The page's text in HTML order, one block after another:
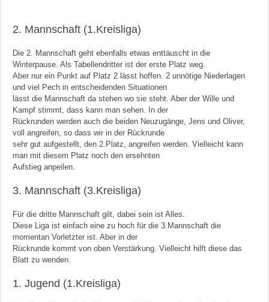
2. Mannschaft (1.Kreisliga)
Die 2. Mannschaft geht ebenfalls etwas enttäuscht in die
Winterpause. Als Tabellendritter ist der erste Platz weg.
Aber nur ein Punkt auf Platz 2 lässt hoffen. 2 unnötige Niederlagen
und viel Pech in entscheidenden Situationen
lässt die Mannschaft da stehen wo sie steht. Aber der Wille und
Kampf stimmt, dass kann man sehen. In der
Rückrunden werden auch die beiden Neuzugänge, Jens und Oliver,
voll angreifen, so dass wir in der Rückrunde
sehr gut aufgestellt, den 2.Platz, angreifen werden. Vielleicht kann
man mit diesem Platz noch den ersehnten
Aufstieg anpeilen.
3. Mannschaft (3.Kreisliga)
Für die dritte Mannschaft gilt, dabei sein ist Alles.
Diese Liga ist einfach eine zu hoch für die 3.Mannschaft die
momentan Vorletzter ist. Aber in der
Rückrunde kommt von oben Verstärkung. Vielleicht hilft diese das
Blatt zu wenden.
1. Jugend (1.Kreisliga)